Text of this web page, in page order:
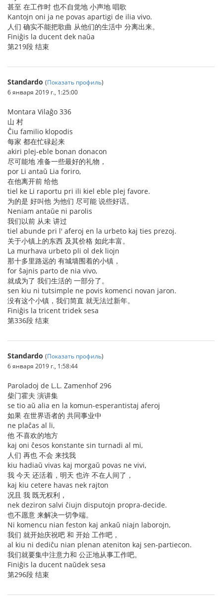
甚至 在工作时 也不自觉地 小声地 唱歌
Kantojn oni ja ne povas apartigi de ilia vivo.
人们 确实不能把歌曲 从他们的生活中 分离出来。
Finiĝis la ducent dek naŭa
第219段 结束
Standardo (Показать профиль)
6 января 2019 г., 1:25:00
Montara Vilaĝo 336
山 村
Ĉiu familio klopodis
每家 都在忙碌起来
akiri plej-eble bonan donacon
尽可能地 准备一些最好的礼物，
por Li antaŭ Lia foriro,
在他离开前 给他
tiel ke Li raportu pri ili kiel eble plej favore.
为的是 好叫他 为他们 尽可能 说些好话。
Neniam antaŭe ni parolis
我们以前 从未 讲过
tiel abunde pri l' aferoj en la urbeto kaj ties prezoj.
关于小镇上的东西 及其价格 如此丰富。
La murhava urbeto pli ol dek liojn
那十多里路远的 有城墙围着的小镇，
for ŝajnis parto de nia vivo,
就成为了 我们生活的 一部分了。
sen kiu ni tutsimple ne povis komenci novan jaron.
没有这个小镇，我们简直 就无法过新年。
Finiĝis la tricent tridek sesa
第336段 结束
Standardo (Показать профиль)
6 января 2019 г., 1:58:44
Paroladoj de L.L. Zamenhof 296
柴门霍夫 演讲集
se tio aŭ alia en la komun-esperantistaj aferoj
如果 在世界语者的 共同事业中
ne plaĉas al li,
他 不喜欢的地方
kaj oni ĉesos konstante sin turnadi al mi,
人们 再也 不会 来找我
kiu hadiaŭ vivas kaj morgaŭ povas ne vivi,
我 今天 还活着，明天 也许 不在人间了，
kaj kiu cetere havas nek rajton
况且 我 既无权利，
nek deziron salvi ĉiujn disputojn propra-decide.
也不愿意 来解决一切争端。
Ni komencu nian feston kaj ankaŭ niajn laborojn,
我们 就开始庆祝吧 和 开始 工作吧，
al kiu ni dediĉu nian plenan ateniton kaj sen-partiecon.
我们就要集中注意力和 公正地从事工作吧。
Finiĝis la ducent naŭdek sesa
第296段 结束